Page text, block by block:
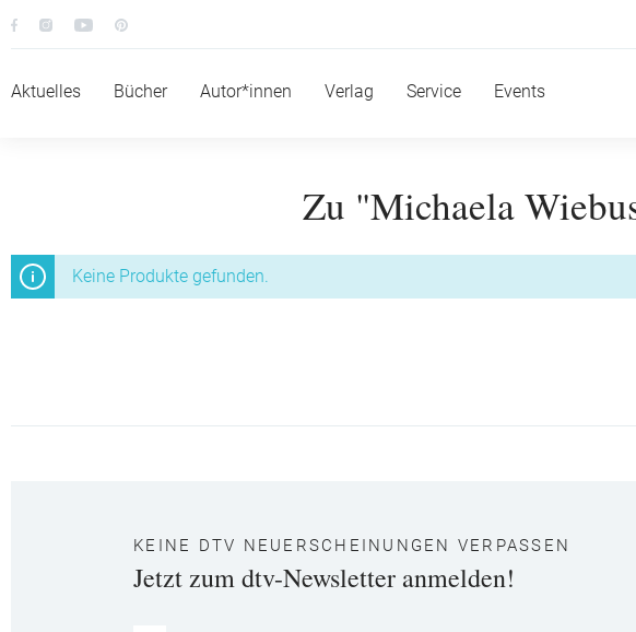
Aktuelles Bücher Autor*innen Verlag Service Events
Zu "Michaela
Keine Produkte gefunden.
KEINE DTV NEUERSCHEINUNGEN VERPASSEN
Jetzt zum dtv-Newsletter anmelden!